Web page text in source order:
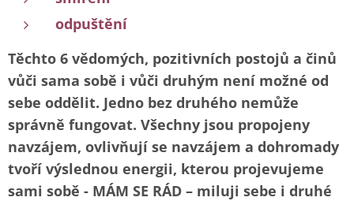
odpuštění
Těchto 6 vědomých, pozitivních postojů a činů
vůči sama sobě i vůči druhým není možné od
sebe oddělit. Jedno bez druhého nemůže
správně fungovat. Všechny jsou propojeny
navzájem, ovlivňují se navzájem a dohromady
tvoří výslednou energii, kterou projevujeme
sami sobě - MÁM SE RÁD – miluji sebe i druhé